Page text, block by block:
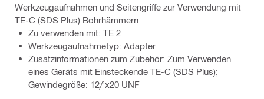
Werkzeugaufnahmen und Seitengriffe zur Verwendung mit
TE-C (SDS Plus) Bohrhämmern
Zu verwenden mit: TE 2
Werkzeugaufnahmetyp: Adapter
Zusatzinformationen zum Zubehör: Zum Verwenden
eines Geräts mit Einsteckende TE-C (SDS Plus);
Gewindegröße: 12/’x20 UNF